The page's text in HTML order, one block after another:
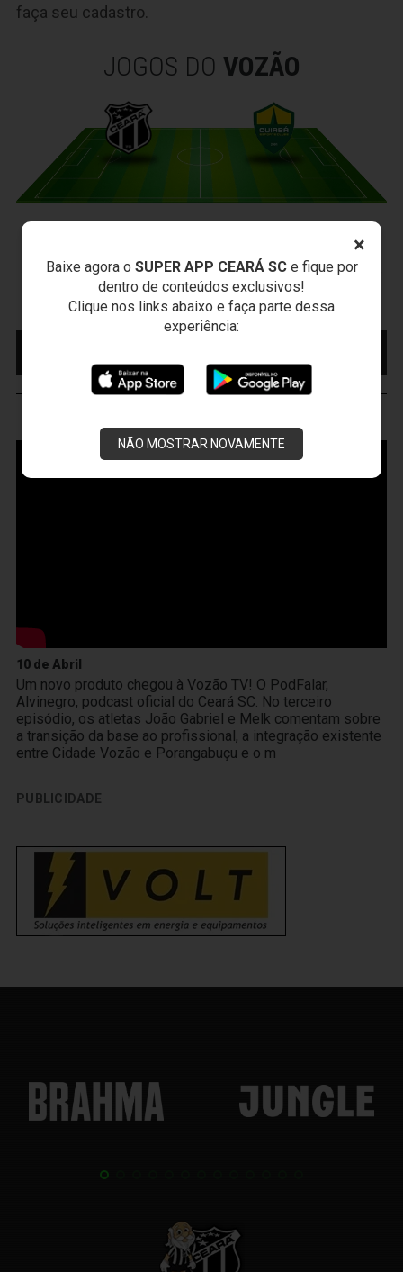
×
Baixe agora o SUPER APP CEARÁ SCe fique por
dentro de conteúdos exclusivos!
Clique nos links abaixo e faça parte dessa
experiência:
NÃO MOSTRAR NOVAMENTE
faça seu cadastro.
JOGOS DO VOZÃO
Sábado, 15/08/2026 - 18:30
Presidente Vargas - Capital/CE
Campeonato Brasileiro • 2º Turno • 22 ª Rodada
10 de Abril
Um novo produto chegou à Vozão TV! O PodFalar,
Alvinegro, podcast oficial do Ceará SC. No terceiro
episódio, os atletas João Gabriel e Melk comentam sobre
a transição da base ao profissional, a integração existente
entre Cidade Vozão e Porangabuçu e o m
PUBLICIDADE